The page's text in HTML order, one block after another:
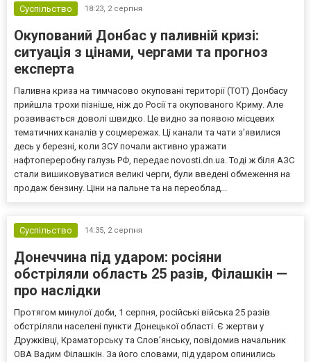
Суспільство 18:23, 2 серпня
Окупований Донбас у паливній кризі:
ситуація з цінами, чергами та прогноз
експерта
Паливна криза на тимчасово окуповані території (ТОТ) Донбасу
прийшла трохи пізніше, ніж до Росії та окупованого Криму. Але
розвивається доволі швидко. Це видно за появою місцевих
тематичних каналів у соцмережах. Ці канали та чати з’явилися
десь у березні, коли ЗСУ почали активно уражати
нафтопереробну галузь РФ, передає novosti.dn.ua. Тоді ж біля АЗС
стали вишиковуватися великі черги, були введені обмеження на
продаж бензину. Ціни на пальне та на переоблад...
Суспільство 14:35, 2 серпня
Донеччина під ударом: росіяни
обстріляли область 25 разів, Філашкін —
про наслідки
Протягом минулої доби, 1 серпня, російські війська 25 разів
обстріляли населені пункти Донецької області. Є жертви у
Дружківці, Краматорську та Слов’янську, повідомив начальник
ОВА Вадим Філашкін. За його словами, під ударом опинились